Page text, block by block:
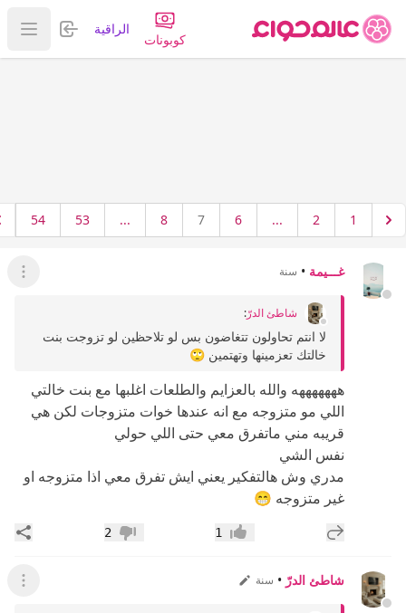
كوبونات
الراقية تسجيل
عرض
1
2
...
6
7
8
...
53
54
غـــيمة • سنة عرض
شاطئ الدرّ:
لا انتم تحاولون تتغاضون بس لو تلاحظين لو تزوجت بنت
خالتك تعزمينها وتهتمين 🙄
هههههههه والله بالعزايم والطلعات اغلبها مع بنت خالتي
اللي مو متزوجه مع انه عندها خوات متزوجات لكن هي
قريبه مني ماتفرق معي حتى اللي حولي
نفس الشي
مدري وش هالتفكير يعني ايش تفرق معي اذا متزوجه او
غير متزوجه 😁
إضافة رد جديد إعجاب1 عدم إعجاب
2
شاطئ الدرّ • سنة عرض